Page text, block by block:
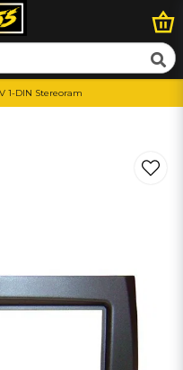
1-DIN Stereoram